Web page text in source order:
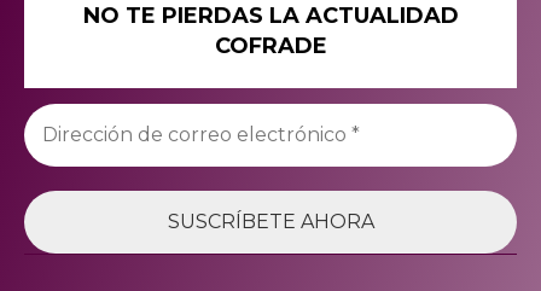
NO TE PIERDAS LA ACTUALIDAD
COFRADE
Tienda
Política de Cookies
TwitterInstagramFacebook
YouTube